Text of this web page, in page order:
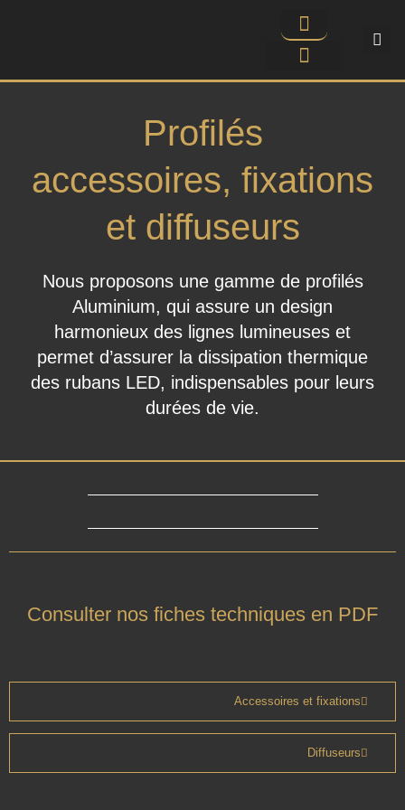
Profilés
accessoires, fixations
et diffuseurs
Nous proposons une gamme de profilés
Aluminium, qui assure un design
harmonieux des lignes lumineuses et
permet d’assurer la dissipation thermique
des rubans LED, indispensables pour leurs
durées de vie.
Consulter nos fiches techniques en PDF
Accessoires et fixations
Diffuseurs